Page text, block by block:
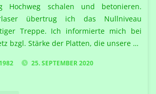
Hochweg schalen und betonieren.
übertrug ich das Nullniveau
Treppe. Ich informierte mich bei
bzgl. Stärke der Platten, die unsere …
25. SEPTEMBER 2020